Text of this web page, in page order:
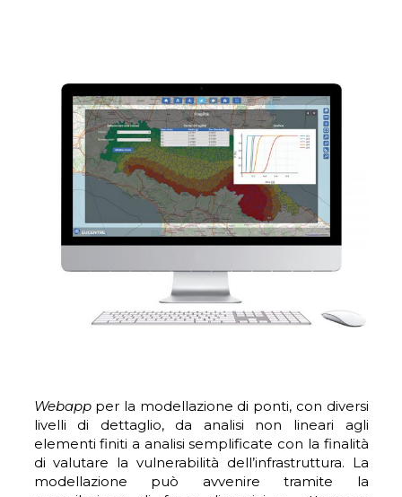
Webappper la modellazione di ponti, con diversi
livelli di dettaglio, da analisi non lineari agli
elementi finiti a analisi semplificate con la finalità
di valutare la vulnerabilità dell’infrastruttura. La
modellazione può avvenire tramite la